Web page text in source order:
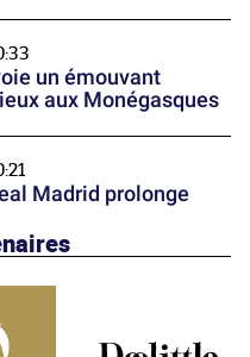
un émouvant
aux Monégasques
Madrid prolonge